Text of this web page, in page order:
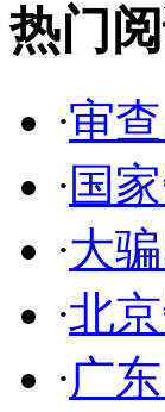
热门
·审
·国
·大
·北
·广